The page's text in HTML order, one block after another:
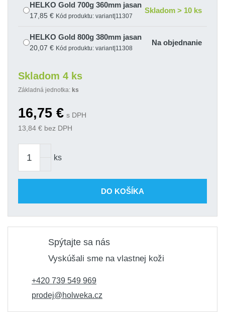
HELKO Gold 700g 360mm jasan
17,85 € Kód produktu: variant|11307
Skladom > 10 ks
HELKO Gold 800g 380mm jasan
20,07 € Kód produktu: variant|11308
Na objednanie
Skladom 4 ks
Základná jednotka: ks
16,75 € s DPH
13,84 € bez DPH
ks
DO KOŠÍKA
Spýtajte sa nás
Vyskúšali sme na vlastnej koži
+420 739 549 969
prodej@holweka.cz